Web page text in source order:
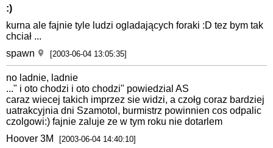
:)
kurna ale fajnie tyle ludzi ogladających foraki :D tez bym tak
chciał ...
spawn
[2003-06-04 13:05:35]
no ladnie, ladnie
..." i oto chodzi i oto chodzi" powiedzial AS
caraz wiecej takich imprzez sie widzi, a czołg coraz bardziej
uatrakcyjnia dni Szamotol, burmistrz powinnien cos odpalic
czolgowi:) fajnie zaluje ze w tym roku nie dotarlem
Hoover 3M
[2003-06-04 14:40:10]